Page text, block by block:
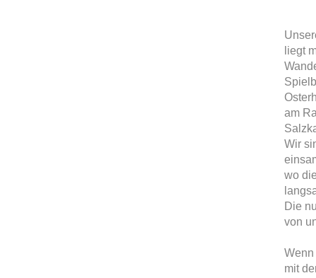
liegt
am
Wir
wo
Die
von
Wenn
mit